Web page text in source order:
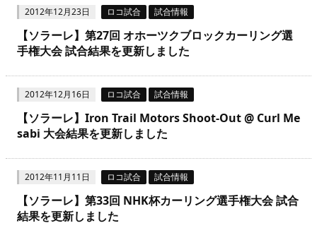
2012年12月23日 ロコ試合 試合情報
【ソラーレ】第27回 オホーツクブロックカーリング選
手権大会 試合結果を更新しました
2012年12月16日 ロコ試合 試合情報
【ソラーレ】Iron Trail Motors Shoot-Out @ Curl Me
sabi 大会結果を更新しました
2012年11月11日 ロコ試合 試合情報
【ソラーレ】第33回 NHK杯カーリング選手権大会 試合
結果を更新しました